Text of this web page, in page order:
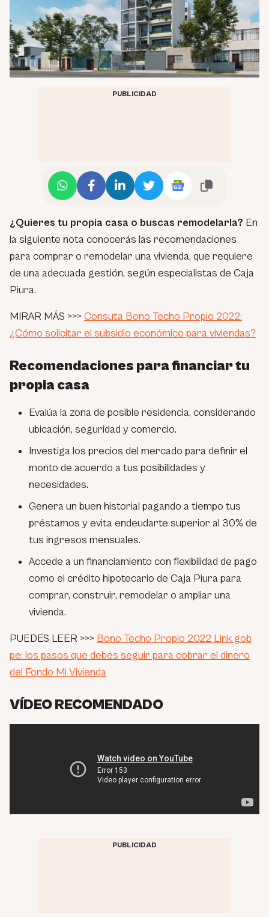
PUBLICIDAD
¿Quieres tu propia casa o buscas remodelarla? En
la siguiente nota conocerás las recomendaciones
para comprar o remodelar una vivienda, que requiere
de una adecuada gestión, según especialistas de Caja
Piura.
MIRAR MÁS >>>Consuta Bono Techo Propio 2022:
¿Cómo solicitar el subsidio económico para viviendas?
Recomendaciones para financiar tu
propia casa
Evalúa la zona de posible residencia, considerando
ubicación, seguridad y comercio.
Investiga los precios del mercado para definir el
monto de acuerdo a tus posibilidades y
necesidades.
Genera un buen historial pagando a tiempo tus
préstamos y evita endeudarte superior al 30% de
tus ingresos mensuales.
Accede a un financiamiento con flexibilidad de pago
como el crédito hipotecario de Caja Piura para
comprar, construir, remodelar o ampliar una
vivienda.
PUEDES LEER >>> Bono Techo Propio 2022 Link gob
pe: los pasos que debes seguir para cobrar el dinero
del Fondo Mi Vivienda
VÍDEO RECOMENDADO
PUBLICIDAD